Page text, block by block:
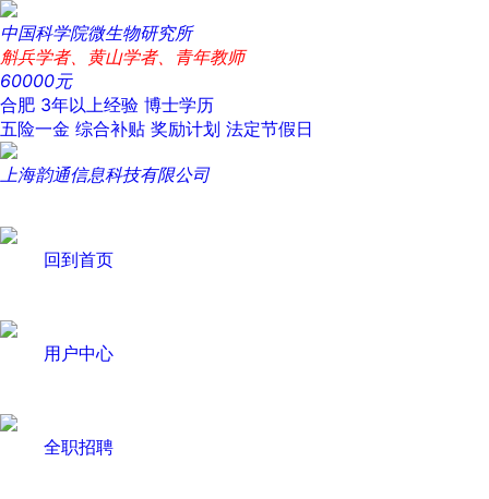
中国科学院微生物研究所
斛兵学者、黄山学者、青年教师
60000元
合肥 3年以上经验 博士学历
五险一金 综合补贴 奖励计划 法定节假日
上海韵通信息科技有限公司
回到首页
用户中心
全职招聘